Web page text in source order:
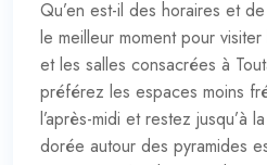
Qu’en est-il des horaires et
le meilleur moment pour
et les salles consacrées à
préférez les espaces moins
l’après-midi et restez jusqu’à
dorée autour des pyramides